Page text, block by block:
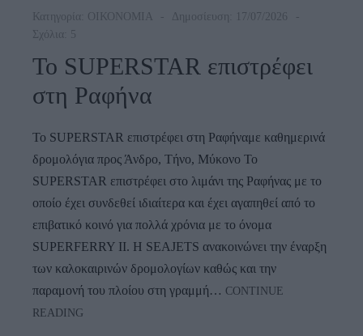
Κατηγορία: ΟΙΚΟΝΟΜΙΑ
Δημοσίευση: 17/07/2026
Σχόλια: 5
To SUPERSTAR επιστρέφει
στη Ραφήνα
To SUPERSTAR επιστρέφει στη Ραφήναμε καθημερινά
δρομολόγια προς Άνδρο, Τήνο, Μύκονο Το
SUPERSTAR επιστρέφει στο λιμάνι της Ραφήνας με το
οποίο έχει συνδεθεί ιδιαίτερα και έχει αγαπηθεί από το
επιβατικό κοινό για πολλά χρόνια με το όνομα
SUPERFERRY ΙΙ. Η SEAJETS ανακοινώνει την έναρξη
των καλοκαιρινών δρομολογίων καθώς και την
παραμονή του πλοίου στη γραμμή… CONTINUE
READING